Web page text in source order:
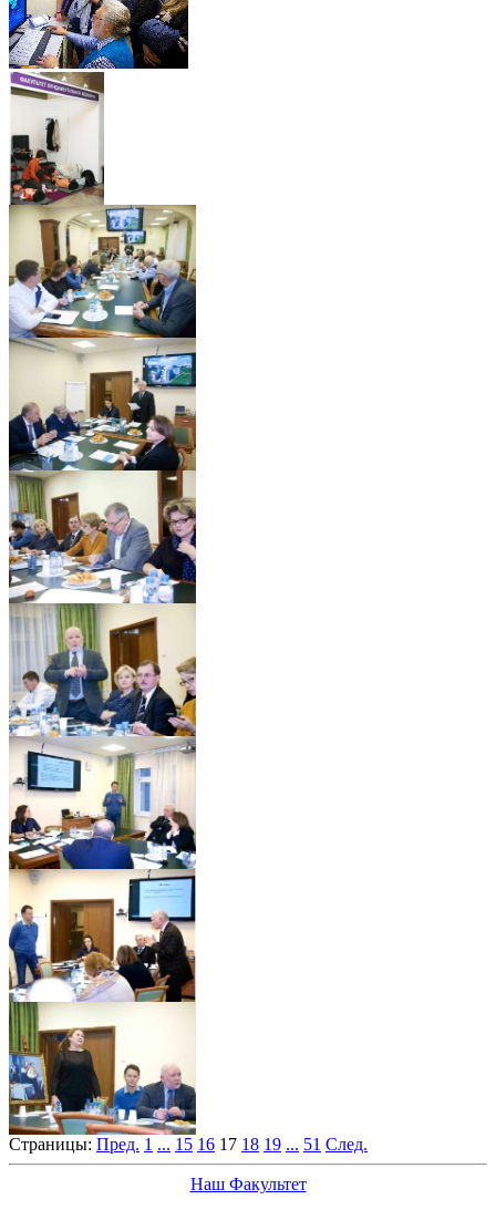
Страницы: Пред. 1 ... 15 16 17 18 19 ... 51 След.
Наш Факультет